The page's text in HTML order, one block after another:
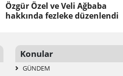
Özgür Özel ve Veli Ağbaba
hakkında fezleke düzenlendi
Konular
GÜNDEM